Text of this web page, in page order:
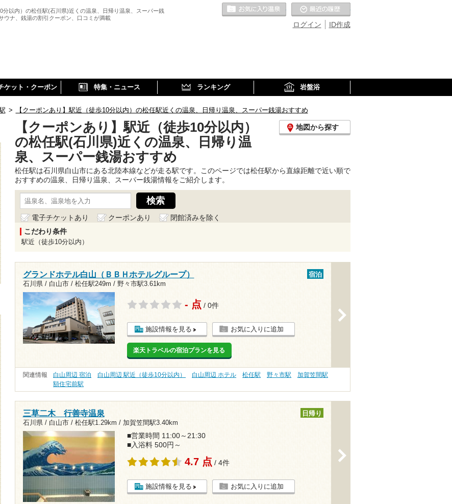
分以内）の松任駅(石川県)近くの温泉、日帰り温泉、スーパー銭
ウナ、銭湯の割引クーポン、口コミが満載
ID作成
ログイン
お気に入りの温泉
ケット・クーポン 特集・ニュース ランキング 岩盤浴
> 【クーポンあり】駅近（徒歩10分以内）の松任駅近くの温泉、日帰り温泉、スーパー銭湯おすすめ
【クーポンあり】駅近（徒歩10分以内）
の松任駅(石川県)近くの温泉、日帰り温
泉、スーパー銭湯おすすめ
地図から探す
松任駅は石川県白山市にある北陸本線などが走る駅です。このページでは松任駅から直線距離で近い順で
おすすめの温泉、日帰り温泉、スーパー銭湯情報をご紹介します。
電子チケットあり クーポンあり
閉館済みを除く
こだわり条件
駅近（徒歩10分以内）
グランドホテル白山（ＢＢＨホテルグループ）
石川県 / 白山市 / 松任駅249m / 野々市駅3.61km
宿泊
- 点 / 0件
施設情報を見る お気に入りに追加
楽天トラベルの宿泊プランを見る
関連情報 白山周辺 宿泊 白山周辺 駅近（徒歩10分以内） 白山周辺 ホテル 松任駅 野々市駅
加賀笠間駅
額住宅前駅
三草二木 行善寺温泉
石川県 / 白山市 / 松任駅1.29km / 加賀笠間駅3.40km
日帰り
■営業時間 11:00～21:30
■入浴料 500円～
4.7 点 / 4件
施設情報を見る お気に入りに追加